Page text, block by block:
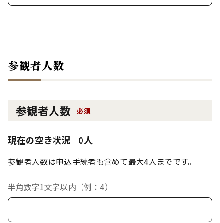
参観者人数
参観者人数 必須
現在の空き状況 0人
参観者人数は申込手続者も含めて最大4人までです。
半角数字1文字以内（例：4）